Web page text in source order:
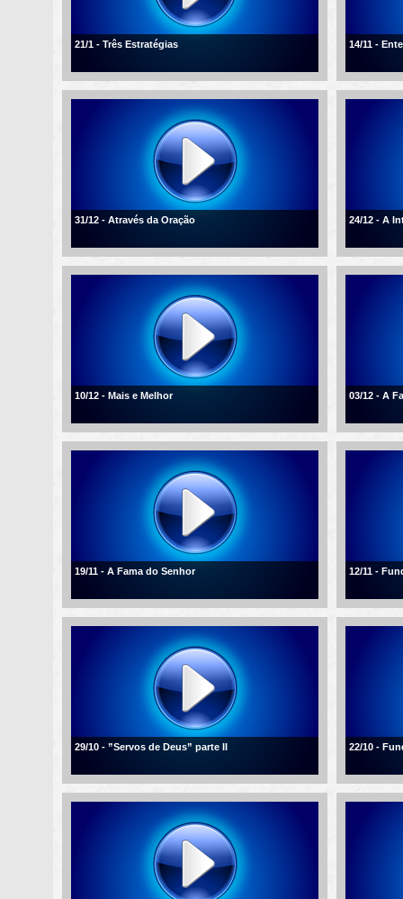
21/1 - Três Estratégias 14/11 -
31/12 - Através da Oração 24/12 - A
10/12 - Mais e Melhor 03/12 - A
19/11 - A Fama do Senhor 12/11 -
29/10 - ”Servos de Deus” parte II 22/10 -